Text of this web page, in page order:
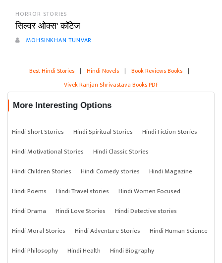
HORROR STORIES
सिल्वर ओक्स' कॉटेज
MOHSINKHAN TUNVAR
Best Hindi Stories | Hindi Novels | Book Reviews Books |
Vivek Ranjan Shrivastava Books PDF
More Interesting Options
Hindi Short Stories Hindi Spiritual Stories
Hindi Fiction Stories
Hindi Motivational Stories
Hindi Classic Stories
Hindi Children Stories
Hindi Comedy stories
Hindi Magazine
Hindi Poems
Hindi Travel stories
Hindi Women Focused
Hindi Drama
Hindi Love Stories
Hindi Detective stories
Hindi Moral Stories
Hindi Adventure Stories
Hindi Human Science
Hindi Philosophy
Hindi Health
Hindi Biography